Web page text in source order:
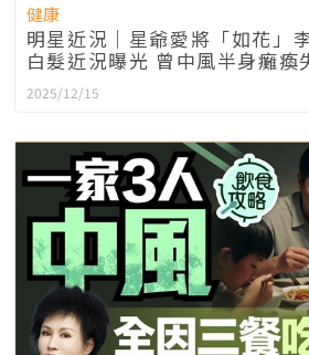
健康
明星近況｜星爺愛將「如花」
白髮近況曝光 曾中風半身癱瘓
2025/12/15